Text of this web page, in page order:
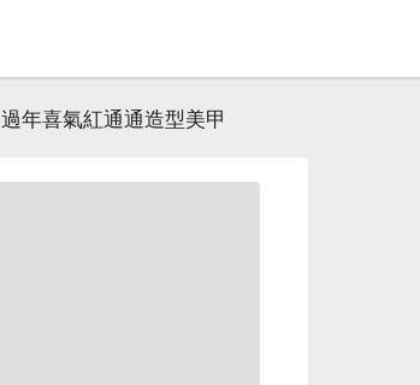
過年喜氣紅通通造型美甲